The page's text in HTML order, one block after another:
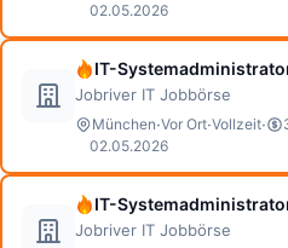
02.05.2026
IT-
Jobriver IT Jobbörse
München·Vor Ort·Vollzeit·
02.05.2026
IT-
Jobriver IT Jobbörse